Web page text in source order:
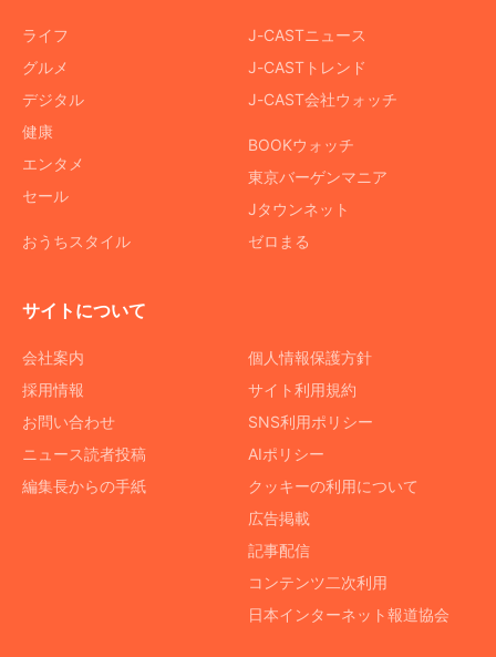
ライフ
グルメ
デジタル
健康
エンタメ
セール
おうちスタイル
J-CASTニュース
J-CASTトレンド
J-CAST会社ウォッチ
BOOKウォッチ
東京バーゲンマニア
Jタウンネット
ゼロまる
サイトについて
会社案内
採用情報
お問い合わせ
ニュース読者投稿
編集長からの手紙
個人情報保護方針
サイト利用規約
SNS利用ポリシー
AIポリシー
クッキーの利用について
広告掲載
記事配信
コンテンツ二次利用
日本インターネット報道協会